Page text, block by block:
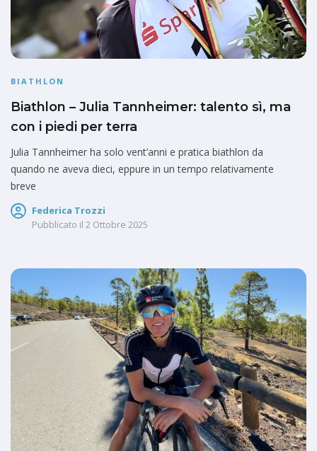
BIATHLON
Biathlon – Julia Tannheimer: talento sì, ma
con i piedi per terra
Julia Tannheimer ha solo vent’anni e pratica biathlon da
quando ne aveva dieci, eppure in un tempo relativamente
breve
Federica Trozzi
Pubblicato il 2 Ottobre 2025